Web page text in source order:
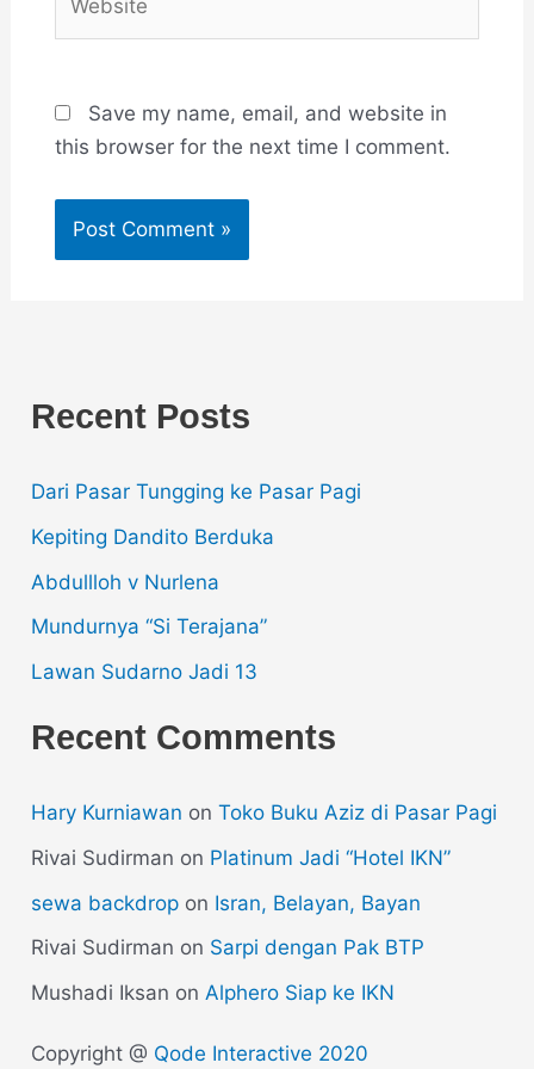
Save my name, email, and website in
this browser for the next time I comment.
Recent Posts
Dari Pasar Tungging ke Pasar Pagi
Kepiting Dandito Berduka
Abdullloh v Nurlena
Mundurnya “Si Terajana”
Lawan Sudarno Jadi 13
Recent Comments
Hary Kurniawan onToko Buku Aziz di Pasar Pagi
Rivai Sudirman on Platinum Jadi “Hotel IKN”
sewa backdrop on Isran, Belayan, Bayan
Rivai Sudirman on Sarpi dengan Pak BTP
Mushadi Iksan onAlphero Siap ke IKN
Copyright @ Qode Interactive 2020